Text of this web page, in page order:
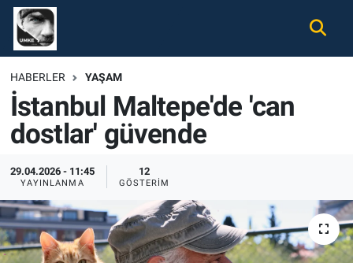
HABERLER YAŞAM
İstanbul Maltepe'de 'can
dostlar' güvende
29.04.2026 - 11:45
YAYINLANMA
12
GÖSTERIM
Gündem
Ekonomi
Spor
Magazin
Tüm Haberler
Nöbetçi Eczaneler
Hava Durumu
Namaz Vakitleri
Trafik Durumu
Süper Lig Puan Durumu ve Fikstür